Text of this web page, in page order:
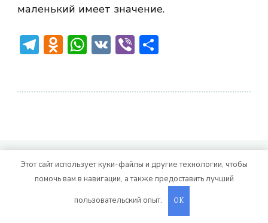
маленький имеет значение.
Telegram
Odnoklassniki
WhatsApp
VKViber
© Авторское право 2026 Vitality Life. Все права
защищены.CoachPress Lite | от автора
Blossom Themes. На платформеWordPress
Этот сайт использует куки-файлы и другие технологии, чтобы
помочь вам в навигации, а также предоставить лучший
пользовательский опыт.
OK